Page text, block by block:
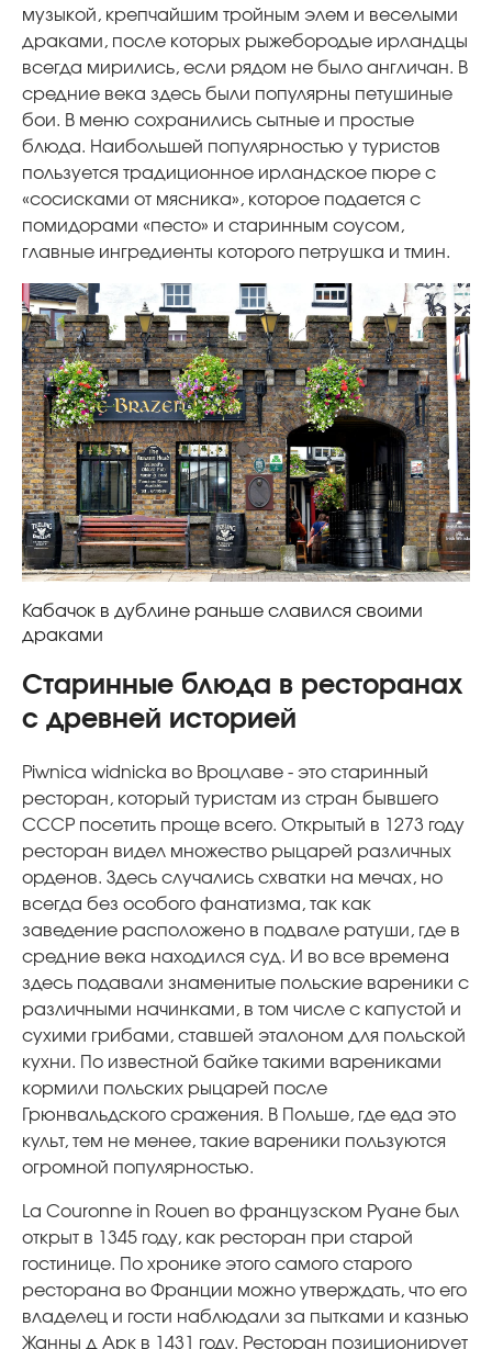
музыкой, крепчайшим тройным элем и веселыми
драками, после которых рыжебородые ирландцы
всегда мирились, если рядом не было англичан. В
средние века здесь были популярны петушиные
бои. В меню сохранились сытные и простые
блюда. Наибольшей популярностью у туристов
пользуется традиционное ирландское пюре с
«сосисками от мясника», которое подается с
помидорами «песто» и старинным соусом,
главные ингредиенты которого петрушка и тмин.
Кабачок в дублине раньше славился своими
драками
Старинные блюда в ресторанах
с древней историей
Piwnica widnicka во Вроцлаве - это старинный
ресторан, который туристам из стран бывшего
СССР посетить проще всего. Открытый в 1273 году
ресторан видел множество рыцарей различных
орденов. Здесь случались схватки на мечах, но
всегда без особого фанатизма, так как
заведение расположено в подвале ратуши, где в
средние века находился суд. И во все времена
здесь подавали знаменитые польские вареники с
различными начинками, в том числе с капустой и
сухими грибами, ставшей эталоном для польской
кухни. По известной байке такими варениками
кормили польских рыцарей после
Грюнвальдского сражения. В Польше, где еда это
культ, тем не менее, такие вареники пользуются
огромной популярностью.
La Couronne in Rouen во французском Руане был
открыт в 1345 году, как ресторан при старой
гостинице. По хронике этого самого старого
ресторана во Франции можно утверждать, что его
владелец и гости наблюдали за пытками и казнью
Жанны д Арк в 1431 году. Ресторан позиционирует